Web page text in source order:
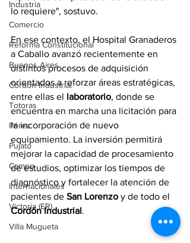
Industria
Comercio
Reforma Constitucional
Buenos Aires
Cordón Industrial
Totoras
Pérez
Pujato
Campo
Internacionales
Victoria (ER)
Villa Mugueta
lo requiere", sostuvo.
En ese contexto, el Hospital Granaderos
a Caballo avanzó recientemente en
distintos procesos de adquisición
orientados a reforzar áreas estratégicas,
entre ellas el laboratorio, donde se
encuentra en marcha una licitación para
la incorporación de nuevo
equipamiento. La inversión permitirá
mejorar la capacidad de procesamiento
de estudios, optimizar los tiempos de
diagnóstico y fortalecer la atención de
pacientes de San Lorenzo y de todo el
Cordón Industrial .